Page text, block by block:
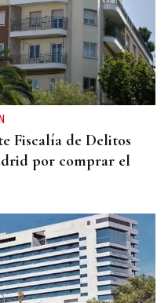
Fiscalía de Delitos
por comprar el